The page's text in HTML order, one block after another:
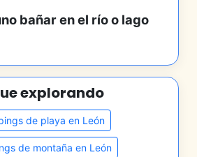
bañar en el río o lago
explorando
de playa en León
de montaña en León